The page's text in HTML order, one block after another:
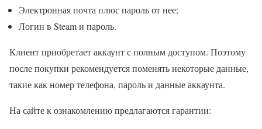
Электронная почта плюс пароль от нее;
Логин в Steam и пароль.
Клиент приобретает аккаунт с полным доступом. Поэтому
после покупки рекомендуется поменять некоторые данные,
такие как номер телефона, пароль и данные аккаунта.
На сайте к ознакомлению предлагаются гарантии: